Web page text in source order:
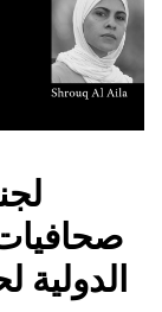
الدولية